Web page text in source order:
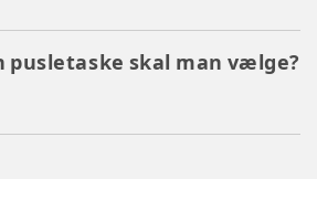
pusletaske skal man vælge?